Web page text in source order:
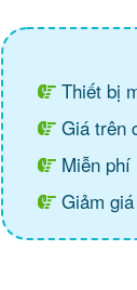
Thiết bị
Giá trên
Miễn
Giảm